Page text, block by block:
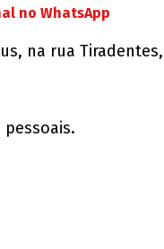
no WhatsApp
na rua